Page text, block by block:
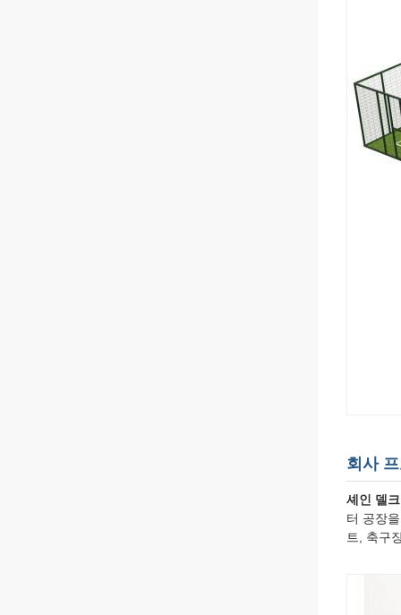
회사
셰인 델
터 공장
트, 축구